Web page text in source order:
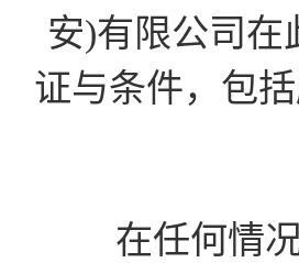
安)有限公司在
证与条件，包
在任何情况